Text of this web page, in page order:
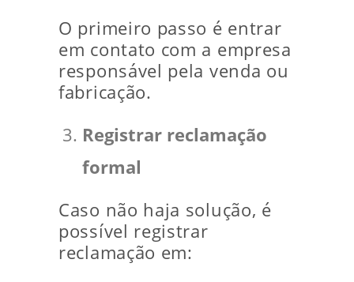
O primeiro passo é entrar
em contato com a empresa
responsável pela venda ou
fabricação.
Registrar reclamação
formal
Caso não haja solução, é
possível registrar
reclamação em: